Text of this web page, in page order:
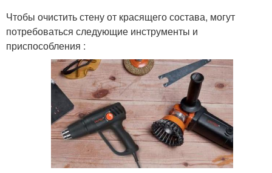
Чтобы очистить стену от красящего состава, могут
потребоваться следующие инструменты и
приспособления :